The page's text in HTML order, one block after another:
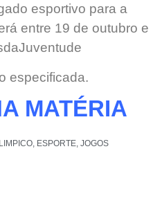
esportivo para a
entre 19 de outubro e
especificada.
MATÉRIA
, ESPORTE, JOGOS